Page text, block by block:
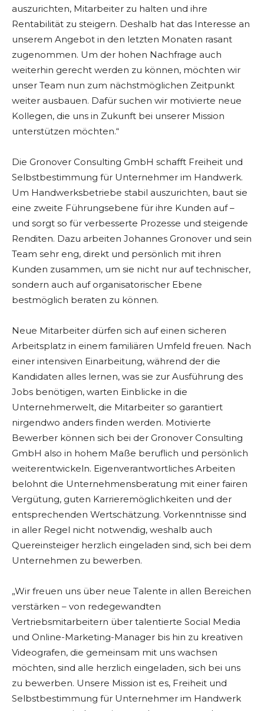
auszurichten, Mitarbeiter zu halten und ihre
Rentabilität zu steigern. Deshalb hat das Interesse an
unserem Angebot in den letzten Monaten rasant
zugenommen. Um der hohen Nachfrage auch
weiterhin gerecht werden zu können, möchten wir
unser Team nun zum nächstmöglichen Zeitpunkt
weiter ausbauen. Dafür suchen wir motivierte neue
Kollegen, die uns in Zukunft bei unserer Mission
unterstützen möchten.“
Die Gronover Consulting GmbH schafft Freiheit und
Selbstbestimmung für Unternehmer im Handwerk.
Um Handwerksbetriebe stabil auszurichten, baut sie
eine zweite Führungsebene für ihre Kunden auf –
und sorgt so für verbesserte Prozesse und steigende
Renditen. Dazu arbeiten Johannes Gronover und sein
Team sehr eng, direkt und persönlich mit ihren
Kunden zusammen, um sie nicht nur auf technischer,
sondern auch auf organisatorischer Ebene
bestmöglich beraten zu können.
Neue Mitarbeiter dürfen sich auf einen sicheren
Arbeitsplatz in einem familiären Umfeld freuen. Nach
einer intensiven Einarbeitung, während der die
Kandidaten alles lernen, was sie zur Ausführung des
Jobs benötigen, warten Einblicke in die
Unternehmerwelt, die Mitarbeiter so garantiert
nirgendwo anders finden werden. Motivierte
Bewerber können sich bei der Gronover Consulting
GmbH also in hohem Maße beruflich und persönlich
weiterentwickeln. Eigenverantwortliches Arbeiten
belohnt die Unternehmensberatung mit einer fairen
Vergütung, guten Karrieremöglichkeiten und der
entsprechenden Wertschätzung. Vorkenntnisse sind
in aller Regel nicht notwendig, weshalb auch
Quereinsteiger herzlich eingeladen sind, sich bei dem
Unternehmen zu bewerben.
„Wir freuen uns über neue Talente in allen Bereichen
verstärken – von redegewandten
Vertriebsmitarbeitern über talentierte Social Media
und Online-Marketing-Manager bis hin zu kreativen
Videografen, die gemeinsam mit uns wachsen
möchten, sind alle herzlich eingeladen, sich bei uns
zu bewerben. Unsere Mission ist es, Freiheit und
Selbstbestimmung für Unternehmer im Handwerk